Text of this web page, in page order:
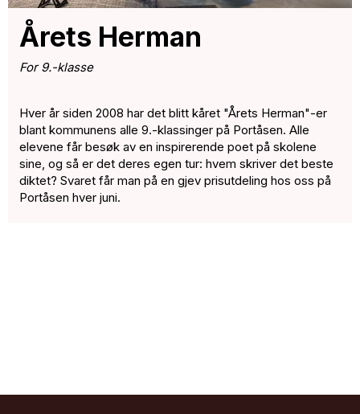
Årets Herman
For 9.-klasse
Hver år siden 2008 har det blitt kåret "Årets Herman"-er
blant kommunens alle 9.-klassinger på Portåsen. Alle
elevene får besøk av en inspirerende poet på skolene
sine, og så er det deres egen tur: hvem skriver det beste
diktet? Svaret får man på en gjev prisutdeling hos oss på
Portåsen hver juni.